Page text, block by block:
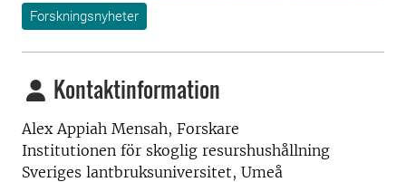
Forskningsnyheter
Kontaktinformation
Alex Appiah Mensah, Forskare
Institutionen för skoglig resurshushållning
Sveriges lantbruksuniversitet, Umeå